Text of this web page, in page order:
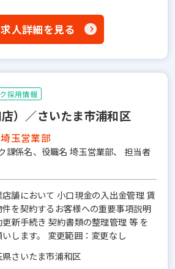
求人詳細を見る
採用情報
）／さいたま市浦和区
玉営業部
課係名、役職名 埼玉営業部、 担当者
店舗において 小口現金の入出金管理 賃
件を契約するお客様への重要事項説明
新手続き 契約書類の整理管理 等 を
いします。 変更範囲：変更なし
さいたま市浦和区